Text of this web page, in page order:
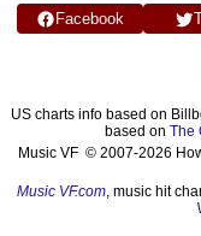
Facebook
US charts info based on
based on The
Music VF © 2007-2026
Music VF.com, music hit